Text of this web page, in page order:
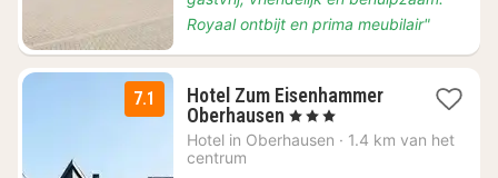
Royaal ontbijt en prima meubilair"
7.1
Hotel Zum Eisenhammer
Oberhausen 1
nacht
, 3 Sterren
Hotel in Oberhausen · 1.4 km van het
centrum